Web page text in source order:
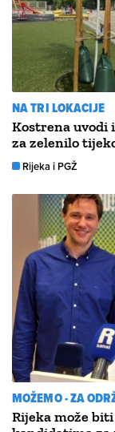
NA TRI LOKACIJE
Kostrena uvodi
za zelenilo
Rijeka i PGŽ
MOŽEMO - ZA
Rijeka može biti